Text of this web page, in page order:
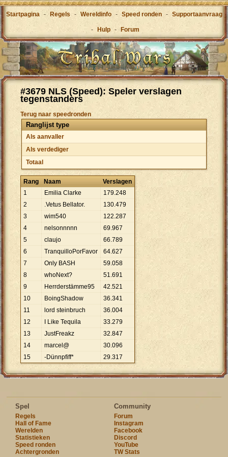
Startpagina - Regels - Wereldinfo - Speed ronden - Supportaanvraag
- Hulp - Forum
#3679 NLS (Speed): Speler verslagen
tegenstanders
Terug naar speedronden
Ranglijst type
Als aanvaller
Als verdediger
Totaal
Rang Naam
Verslagen
1
Emilia Clarke 179.248
2
.Vetus Bellator. 130.479
3
wim540 122.287
4
nelsonnnnn 69.967
5
claujo 66.789
6
TranquilloPorFavor 64.627
7
Only BASH 59.058
8
whoNext? 51.691
9
Herrderstämme95 42.521
10
BoingShadow 36.341
11
lord steinbruch 36.004
12
I Like Tequila 33.279
13
JustFreakz 32.847
14
marcel@ 30.096
15
-Dünnpfiff* 29.317
Spel
Regels
Hall of Fame
Werelden
Statistieken
Speed ronden
Achtergronden
Community
Forum
Instagram
Facebook
Discord
YouTube
TW Stats